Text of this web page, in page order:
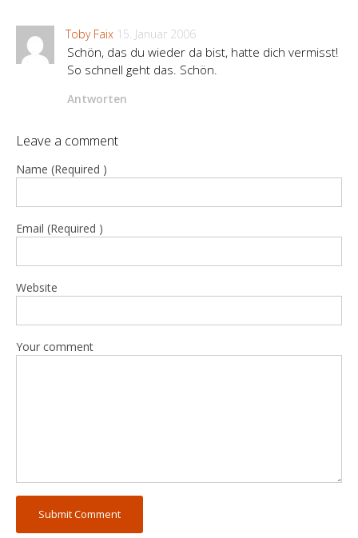
Toby Faix 15. Januar 2006
Schön, das du wieder da bist, hatte dich vermisst!
So schnell geht das. Schön.
Antworten
Leave a comment
Name (Required )
Email (Required )
Website
Your comment